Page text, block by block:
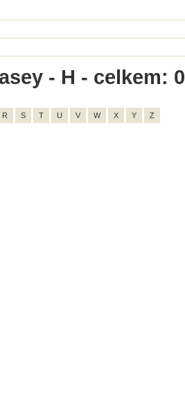
- H - celkem: 0
R S T U V W X Y Z